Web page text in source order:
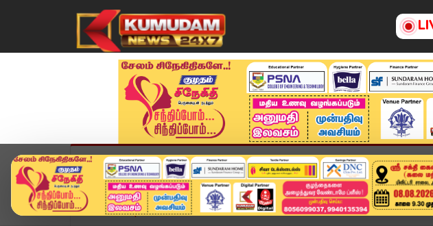
முகப்பு விளையாட்டு அண்மை தமிழ்நாடு சினிமா அரசியல்
Home Topics